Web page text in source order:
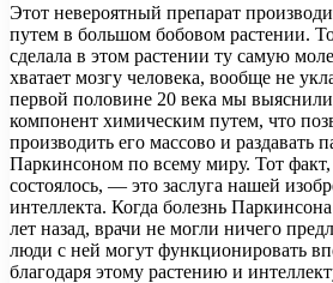
Этот невероятный препарат
путем в большом бобовом растении.
сделала в этом растении ту самую
хватает мозгу человека, вообще не
первой половине 20 века мы
компонент химическим путем, что
производить его массово и раздавать
Паркинсоном по всему миру. Тот факт,
состоялось, — это заслуга нашей
интеллекта. Когда болезнь
лет назад, врачи не могли ничего
люди с ней могут функционировать
благодаря этому растению и